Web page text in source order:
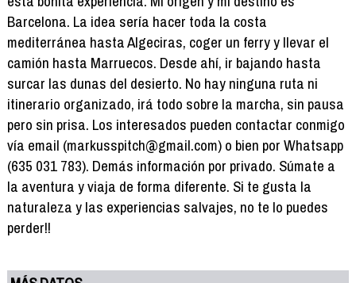
Barcelona. La idea sería hacer toda la costa
mediterránea hasta Algeciras, coger un ferry y llevar el
camión hasta Marruecos. Desde ahí, ir bajando hasta
surcar las dunas del desierto. No hay ninguna ruta ni
itinerario organizado, irá todo sobre la marcha, sin pausa
pero sin prisa. Los interesados pueden contactar conmigo
vía email (markusspitch@gmail.com) o bien por Whatsapp
(635 031 783). Demás información por privado. Súmate a
la aventura y viaja de forma diferente. Si te gusta la
naturaleza y las experiencias salvajes, no te lo puedes
perder!!